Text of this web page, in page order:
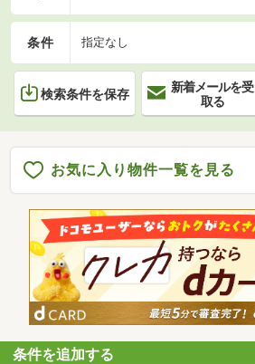
条件 指定なし
検索条件を保存
新着メールを受
取る
お気に入り物件一覧を見る
条件を追加する